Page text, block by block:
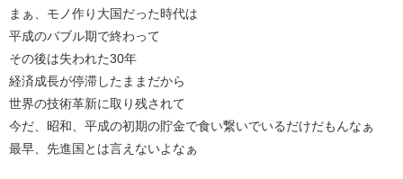
まぁ、モノ作り大国だった時代は
平成のバブル期で終わって
その後は失われた30年
経済成長が停滞したままだから
世界の技術革新に取り残されて
今だ、昭和、平成の初期の貯金で食い繋いでいるだけだもんなぁ
最早、先進国とは言えないよなぁ